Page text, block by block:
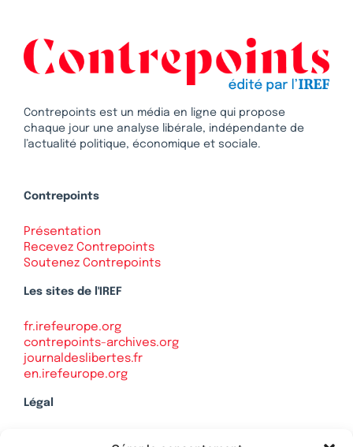
Contrepoints est un média en ligne qui propose
chaque jour une analyse libérale, indépendante de
l’actualité politique, économique et sociale.
Contrepoints
Présentation
Recevez Contrepoints
Soutenez Contrepoints
Les sites de l'IREF
fr.irefeurope.org
contrepoints-archives.org
journaldeslibertes.fr
en.irefeurope.org
Légal